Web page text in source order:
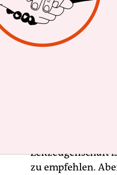
undurchsichtigen
Andrews seine
Verwirrt ist sie,
den Weg in die
in dem einstigen
Ostberlin.
ungefähr
allerdings keine
Zeitzeugenschaft
zu empfehlen.